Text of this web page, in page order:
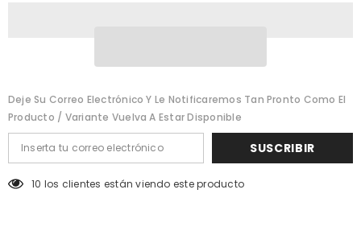
Deje Su Correo Electrónico Y Le Notificaremos Tan Pronto Como El
Producto / Variante Vuelva A Estar Disponible
SUSCRIBIR
59 los clientes están viendo este producto